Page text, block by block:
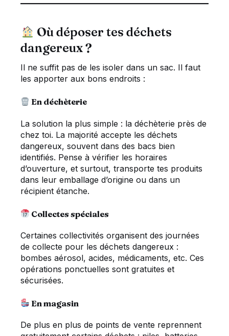
Où déposer tes déchets
dangereux ?
Il ne suffit pas de les isoler dans un sac. Il faut
les apporter aux bons endroits :
En déchèterie
La solution la plus simple : la déchèterie près de
chez toi. La majorité accepte les déchets
dangereux, souvent dans des bacs bien
identifiés. Pense à vérifier les horaires
d’ouverture, et surtout, transporte tes produits
dans leur emballage d’origine ou dans un
récipient étanche.
Collectes spéciales
Certaines collectivités organisent des journées
de collecte pour les déchets dangereux :
bombes aérosol, acides, médicaments, etc. Ces
opérations ponctuelles sont gratuites et
sécurisées.
En magasin
De plus en plus de points de vente reprennent